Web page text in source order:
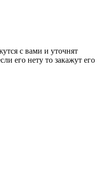
с вами и уточнят
его нету то закажут его